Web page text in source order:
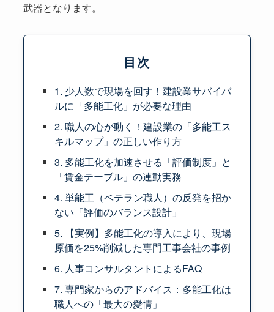
武器となります。
目次
1. 少人数で現場を回す！建設業サバイバ
ルに「多能工化」が必要な理由
2. 職人の心が動く！建設業の「多能工ス
キルマップ」の正しい作り方
3. 多能工化を加速させる「評価制度」と
「賃金テーブル」の連動実務
4. 単能工（ベテラン職人）の反発を招か
ない「評価のバランス設計」
5. 【実例】多能工化の導入により、現場
原価を25%削減した専門工事会社の事例
6. 人事コンサルタントによるFAQ
7. 専門家からのアドバイス：多能工化は
職人への「最大の愛情」